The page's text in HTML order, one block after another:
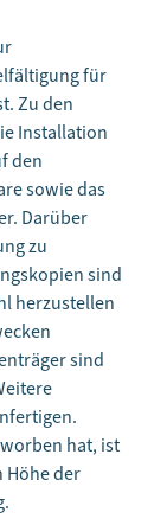
für
Zu den
Installation
den
sowie das
Darüber
zu
sind
herzustellen
sind
hat, ist
Höhe der